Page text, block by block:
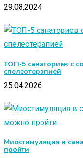
29.08.2024
ТОП-5 санаториев с
спелеотерапией
25.04.2026
Миостимуляция в
пройти